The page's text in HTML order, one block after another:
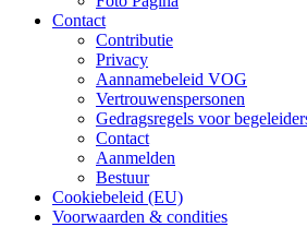
Contact
Contributie
Privacy
Aannamebeleid VOG
Vertrouwenspersonen
Gedragsregels voor
Contact
Aanmelden
Bestuur
Cookiebeleid (EU)
Voorwaarden & condities